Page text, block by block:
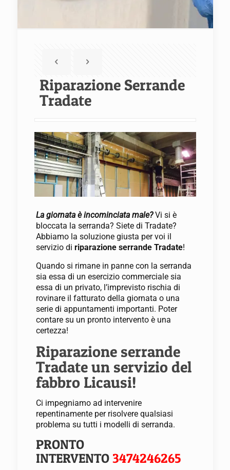
Riparazione Serrande
Tradate
La giornata è incominciata male?Vi si è
bloccata la serranda? Siete di Tradate?
Abbiamo la soluzione giusta per voi il
servizio di riparazione serrande Tradate!
Quando si rimane in panne con la serranda
sia essa di un esercizio commerciale sia
essa di un privato, l’imprevisto rischia di
rovinare il fatturato della giornata o una
serie di appuntamenti importanti. Poter
contare su un pronto intervento è una
certezza!
Riparazione serrande
Tradate un servizio del
fabbro Licausi!
Ci impegniamo ad intervenire
repentinamente per risolvere qualsiasi
problema su tutti i modelli di serranda.
PRONTO
INTERVENTO 3474246265